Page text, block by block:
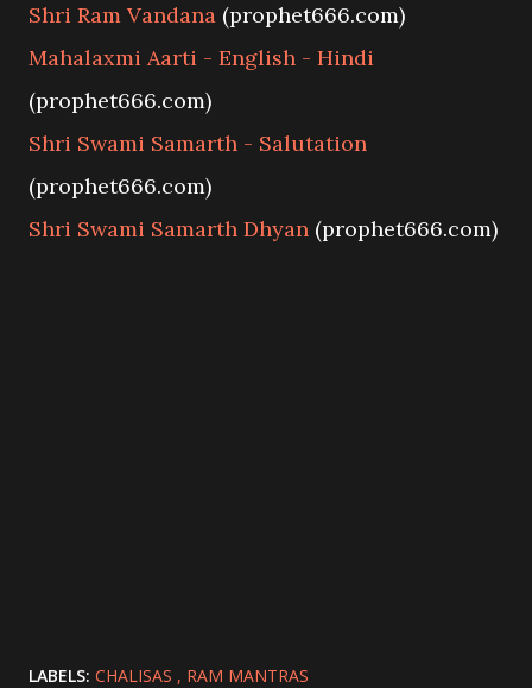
Shri Ram Vandana (prophet666.com)
Mahalaxmi Aarti - English - Hindi
(prophet666.com)
Shri Swami Samarth - Salutation
(prophet666.com)
Shri Swami Samarth Dhyan (prophet666.com)
LABELS: CHALISAS RAM MANTRAS